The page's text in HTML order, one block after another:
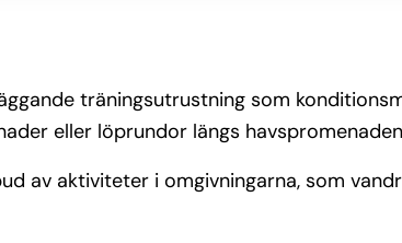
träningsutrustning som
eller löprundor längs
av aktiviteter i omgivningarna, som